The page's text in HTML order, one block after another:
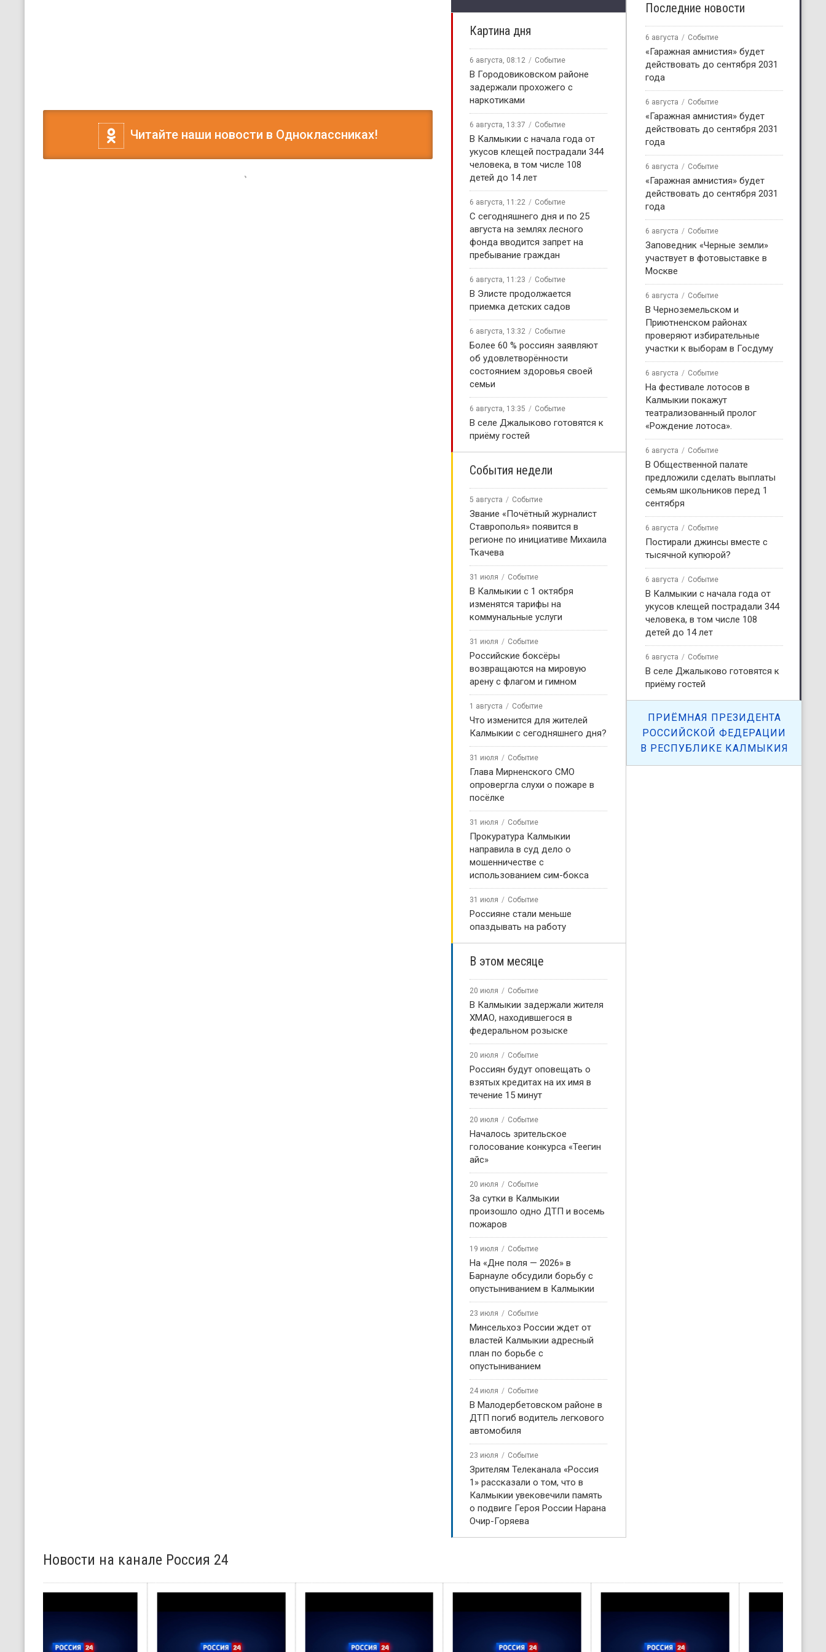
Читайте наши новости в Одноклассниках!
Картина дня
6 августа, 08:12 Событие
В Городовиковском районе
задержали прохожего с
наркотиками
6 августа, 13:37 Событие
В Калмыкии с начала года от
укусов клещей пострадали 344
человека, в том числе 108
детей до 14 лет
6 августа, 11:22 Событие
С сегодняшнего дня и по 25
августа на землях лесного
фонда вводится запрет на
пребывание граждан
6 августа, 11:23 Событие
В Элисте продолжается
приемка детских садов
6 августа, 13:32 Событие
Более 60 % россиян заявляют
об удовлетворённости
состоянием здоровья своей
семьи
6 августа, 13:35 Событие
В селе Джалыково готовятся к
приёму гостей
События недели
5 августа Событие
Звание «Почётный журналист
Ставрополья» появится в
регионе по инициативе Михаила
Ткачева
31 июля Событие
В Калмыкии с 1 октября
изменятся тарифы на
коммунальные услуги
31 июля Событие
Российские боксёры
возвращаются на мировую
арену с флагом и гимном
1 августа Событие
Что изменится для жителей
Калмыкии с сегодняшнего дня?
31 июля Событие
Глава Мирненского СМО
опровергла слухи о пожаре в
посёлке
31 июля Событие
Прокуратура Калмыкии
направила в суд дело о
мошенничестве с
использованием сим-бокса
31 июля Событие
Россияне стали меньше
опаздывать на работу
В этом месяце
20 июля Событие
В Калмыкии задержали жителя
ХМАО, находившегося в
федеральном розыске
20 июля Событие
Россиян будут оповещать о
взятых кредитах на их имя в
течение 15 минут
20 июля Событие
Началось зрительское
голосование конкурса «Теегин
айс»
20 июля Событие
За сутки в Калмыкии
произошло одно ДТП и восемь
пожаров
19 июля Событие
На «Дне поля — 2026» в
Барнауле обсудили борьбу с
опустыниванием в Калмыкии
23 июля Событие
Минсельхоз России ждет от
властей Калмыкии адресный
план по борьбе с
опустыниванием
24 июля Событие
В Малодербетовском районе в
ДТП погиб водитель легкового
автомобиля
23 июля Событие
Зрителям Телеканала «Россия
1» рассказали о том, что в
Калмыкии увековечили память
о подвиге Героя России Нарана
Очир-Горяева
Последние новости
6 августа Событие
«Гаражная амнистия» будет
действовать до сентября 2031
года
6 августа Событие
«Гаражная амнистия» будет
действовать до сентября 2031
года
6 августа Событие
«Гаражная амнистия» будет
действовать до сентября 2031
года
6 августа Событие
Заповедник «Черные земли»
участвует в фотовыставке в
Москве
6 августа Событие
В Черноземельском и
Приютненском районах
проверяют избирательные
участки к выборам в Госдуму
6 августа Событие
На фестивале лотосов в
Калмыкии покажут
театрализованный пролог
«Рождение лотоса».
6 августа Событие
В Общественной палате
предложили сделать выплаты
семьям школьников перед 1
сентября
6 августа Событие
Постирали джинсы вместе с
тысячной купюрой?
6 августа Событие
В Калмыкии с начала года от
укусов клещей пострадали 344
человека, в том числе 108
детей до 14 лет
6 августа Событие
В селе Джалыково готовятся к
приёму гостей
ПРИЁМНАЯ ПРЕЗИДЕНТА
РОССИЙСКОЙ ФЕДЕРАЦИИ
В РЕСПУБЛИКЕ КАЛМЫКИЯ
Новости на канале Россия 24